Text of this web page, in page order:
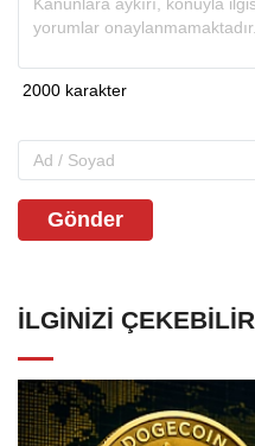
Gönder
İLGINIZI ÇEKEBILIR